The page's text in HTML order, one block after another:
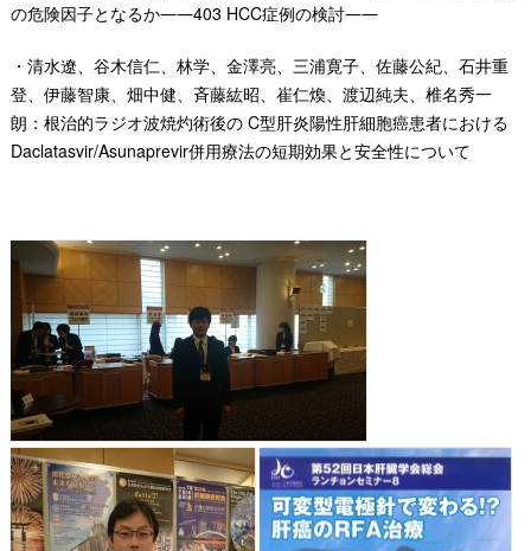
の危険因子となるか――403 HCC症例の検討――
・清水遼、谷木信仁、林学、金澤亮、三浦寛子、佐藤公紀、石井重
登、伊藤智康、畑中健、斉藤紘昭、崔仁煥、渡辺純夫、椎名秀一
朗：根治的ラジオ波焼灼術後の C型肝炎陽性肝細胞癌患者における
Daclatasvir/Asunaprevir併用療法の短期効果と安全性について